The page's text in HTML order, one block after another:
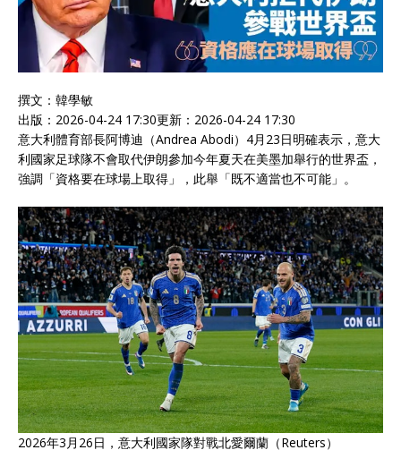
撰文： 韓學敏
出版： 2026-04-24 17:30更新： 2026-04-24 17:30
意大利體育部長阿博迪（Andrea Abodi）4月23日明確表示，意大
利國家足球隊不會取代伊朗參加今年夏天在美墨加舉行的世界盃，
強調「資格要在球場上取得」，此舉「既不適當也不可能」。
2026年3月26日，意大利國家隊對戰北愛爾蘭（Reuters）